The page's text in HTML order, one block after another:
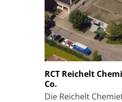
RCT Reichelt
Co.
Die Reichelt